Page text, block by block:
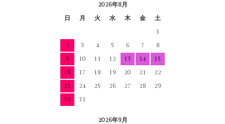
2026年8月
日
月 火 水 木 金
土
1
2
3 4 5 6 7
8
9
10 11 12 13 14
15
16
17 18 19 20 21
22
23
24 25 26 27 28
29
30
31
2026年9月